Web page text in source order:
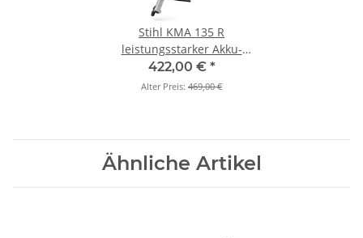
Stihl KMA 135 R
leistungsstarker Akku-
KombiMotor
422,00 € *
Alter Preis: 469,00 €
Ähnliche Artikel